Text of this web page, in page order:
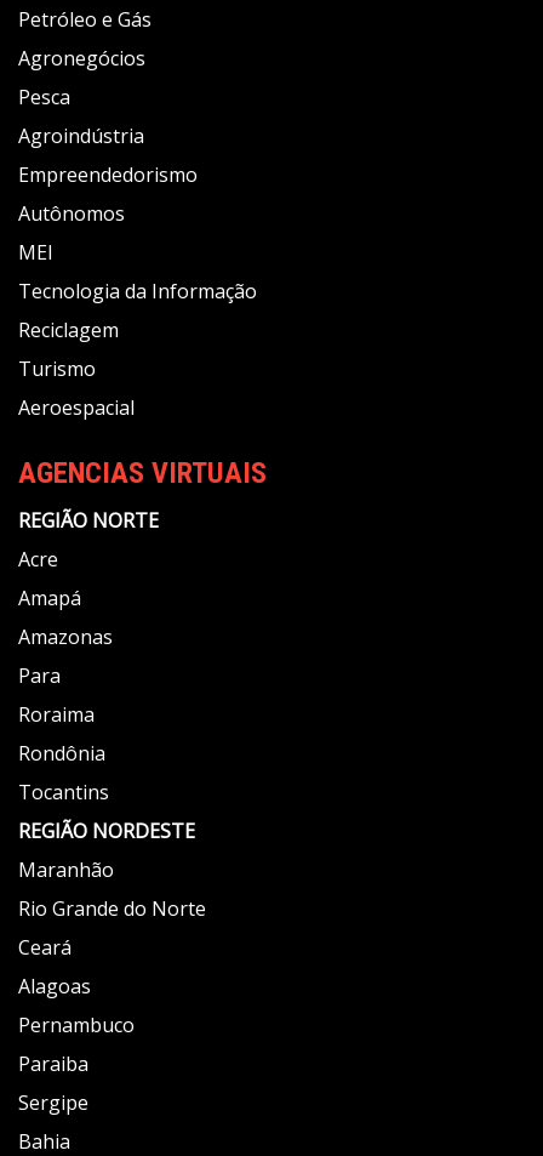
Petróleo e Gás
Agronegócios
Pesca
Agroindústria
Empreendedorismo
Autônomos
MEI
Tecnologia da Informação
Reciclagem
Turismo
Aeroespacial
AGENCIAS VIRTUAIS
REGIÃO NORTE
Acre
Amapá
Amazonas
Para
Roraima
Rondônia
Tocantins
REGIÃO NORDESTE
Maranhão
Rio Grande do Norte
Ceará
Alagoas
Pernambuco
Paraiba
Sergipe
Bahia